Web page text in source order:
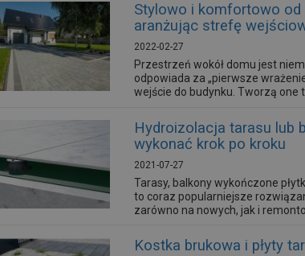
Stylowo i komfortowo
aranżując strefę
2022-02-27
Przestrzeń wokół domu jest
odpowiada za „pierwsze
wejście do budynku. Tworzą
również estetyczna i stylowa.
Hydroizolacja tarasu lub
wykonać krok po kroku
2021-07-27
Tarasy, balkony wykończone
to coraz popularniejsze
zarówno na nowych, jak i
Kostka brukowa i płyty